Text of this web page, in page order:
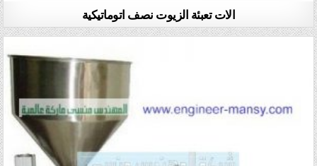
الات تعبئة الزيوت نصف اتوماتيكية